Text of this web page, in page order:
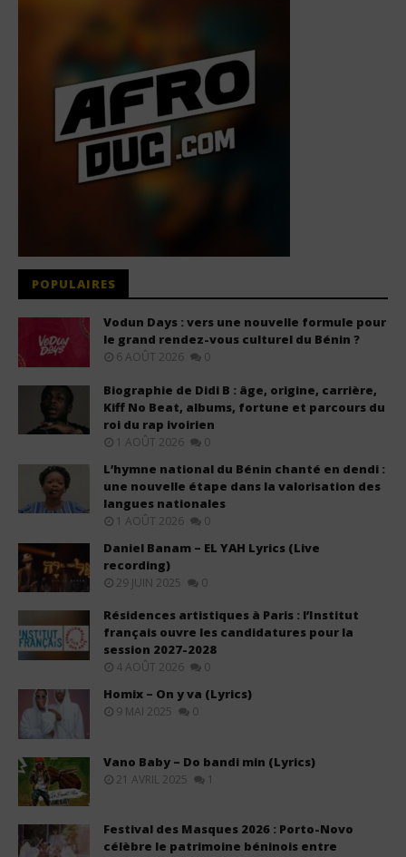
POPULAIRES
Vodun Days : vers une nouvelle formule pour
le grand rendez-vous culturel du Bénin ?
6 AOÛT 2026 0
Biographie de Didi B : âge, origine, carrière,
Kiff No Beat, albums, fortune et parcours du
roi du rap ivoirien
1 AOÛT 2026 0
L’hymne national du Bénin chanté en dendi :
une nouvelle étape dans la valorisation des
langues nationales
1 AOÛT 2026 0
Daniel Banam – EL YAH Lyrics (Live
recording)
29 JUIN 2025 0
Résidences artistiques à Paris : l’Institut
français ouvre les candidatures pour la
session 2027-2028
4 AOÛT 2026 0
Homix – On y va (Lyrics)
9 MAI 2025 0
Vano Baby – Do bandi min (Lyrics)
21 AVRIL 2025 1
Festival des Masques 2026 : Porto-Novo
célèbre le patrimoine béninois entre